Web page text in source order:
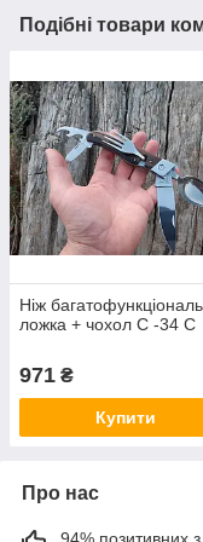
Подібні товари
Ніж
ложка + чохол С -34 С
971 ₴
Купити
Про нас